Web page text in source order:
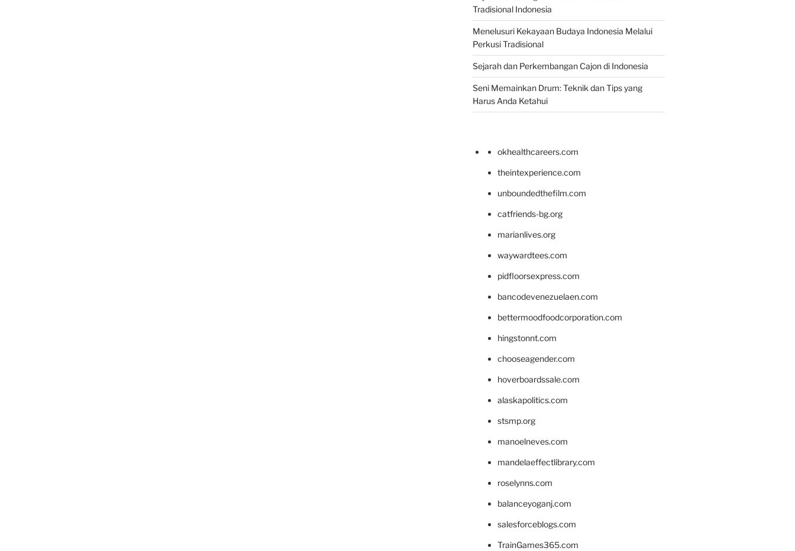
Tradisional Indonesia
Menelusuri Kekayaan Budaya Indonesia Melalui
Perkusi Tradisional
Sejarah dan Perkembangan Cajon di Indonesia
Seni Memainkan Drum: Teknik dan Tips yang
Harus Anda Ketahui
okhealthcareers.com
theintexperience.com
unboundedthefilm.com
catfriends-bg.org
marianlives.org
waywardtees.com
pidfloorsexpress.com
bancodevenezuelaen.com
bettermoodfoodcorporation.com
hingstonnt.com
chooseagender.com
hoverboardssale.com
alaskapolitics.com
stsmp.org
manoelneves.com
mandelaeffectlibrary.com
roselynns.com
balanceyoganj.com
salesforceblogs.com
TrainGames365.com